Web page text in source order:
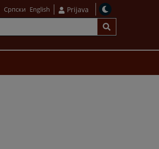
Српски English Prijava